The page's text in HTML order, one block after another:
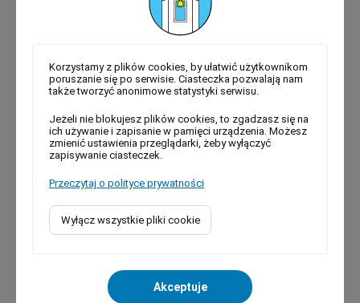
Funduszu Zdrowia. Szczegóły na plakacie.
Rada Miasta zdecydowała w sprawie Strefy
Czystego Transportu w Krakowie
Rada Miasta zdecydowała w sprawie Strefy Czystego
postulatów Wójtów i Burmistrzów gmin ościennych z
niedawno przeprowadzonych konsultacji. Więcej informacji
Korzystamy z plików cookies, by ułatwić użytkownikom
poruszanie się po serwisie. Ciasteczka pozwalają nam
także tworzyć anonimowe statystyki serwisu.
Jeżeli nie blokujesz plików cookies, to zgadzasz się na
ich używanie i zapisanie w pamięci urządzenia. Możesz
zmienić ustawienia przeglądarki, żeby wyłączyć
zapisywanie ciasteczek.
Przeczytaj o polityce prywatności
Wyłącz wszystkie pliki cookie
Akceptuje